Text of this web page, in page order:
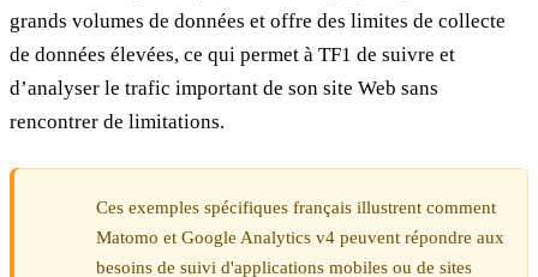
grands volumes de données et offre des limites de collecte
de données élevées, ce qui permet à TF1 de suivre et
d’analyser le trafic important de son site Web sans
rencontrer de limitations.
Ces exemples spécifiques français illustrent comment
Matomo et Google Analytics v4 peuvent répondre aux
besoins de suivi d'applications mobiles ou de sites